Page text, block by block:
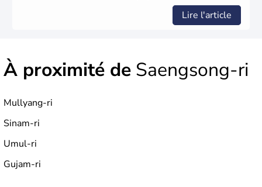
Lire l'article
À proximité de Saengsong-ri
Mullyang-ri
Sinam-ri
Umul-ri
Gujam-ri